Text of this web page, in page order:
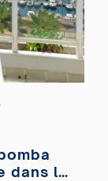
dans le